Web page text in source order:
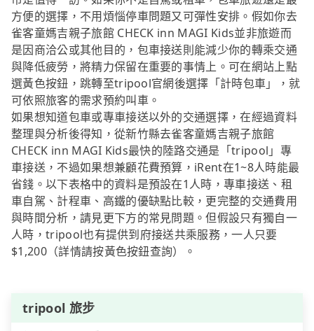
方便的選擇，不用煩惱停車問題又可彈性安排。假如你去
雀客童媽吉親子旅館 CHECK inn MAGI Kids並非旅遊而
是因商洽公或其他目的，包車接送則能減少你的轉乘交通
與降低疲勞，將精力保留在重要的事情上。可在網站上點
選黃色按鈕，跳轉至tripool官網後選擇「計時包車」，就
可依照旅客的需求預約叫車。
如果想知道包車或專車接送以外的交通選擇，在經過資料
整理與分析後得知，從新竹縣去雀客童媽吉親子旅館
CHECK inn MAGI Kids最快的陸路交通是「tripool」專
車接送，不過如果想兼顧花費預算，iRent在1~8人時能最
省錢。以下表格中的資料是預設在1人時，專車接送、租
車自駕、計程車、高鐵的優缺點比較，更完整的交通費用
與時間分析，請見更下方的常見問題。但假設只有獨自一
人時，tripool也有提供到府接送共乘服務，一人只要
$1,200（詳情請按黃色按鈕查詢）。
tripool 旅步